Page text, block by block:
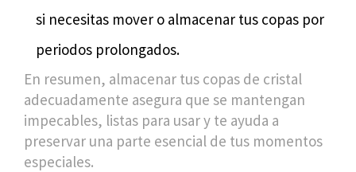
si necesitas mover o almacenar tus copas por
periodos prolongados.
En resumen, almacenar tus copas de cristal
adecuadamente asegura que se mantengan
impecables, listas para usar y te ayuda a
preservar una parte esencial de tus momentos
especiales.